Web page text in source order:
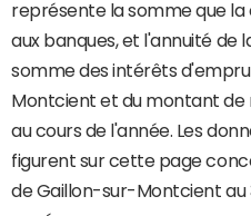
représente la somme que la
aux banques, et l'annuité de
somme des intérêts
Montcient et du montant
au cours de l'année. Les
figurent sur cette page
de Gaillon-sur-Montcient au